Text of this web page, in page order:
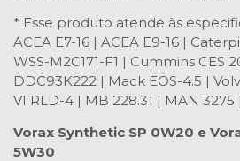
* Esse produto atende às
ACEA E7-16 | ACEA E9-16 |
WSS-M2C171-F1 | Cummins CES
DDC93K222 | Mack EOS-4.5 |
VI RLD-4 | MB 228.31 | MAN 3275
Vorax Synthetic SP 0W20 e
5W30